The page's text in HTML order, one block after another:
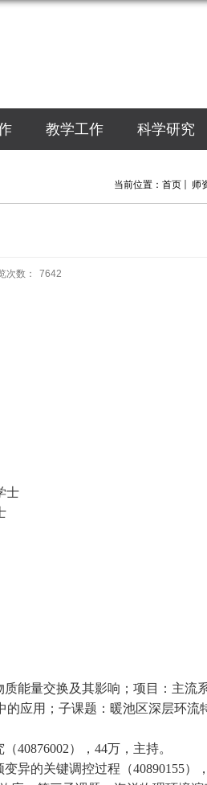
教学工作 科学研究
当前位置： 首页 师
次数： 7642
士
能量交换及其影响；项目：主流
应用；子课题：暖池区深层环流
（40876002）， 44万，主持。
变异的关键调控过程（40890155），